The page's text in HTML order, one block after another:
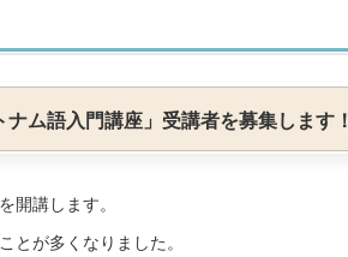
ム語入門講座」受講者を募集します！
開講します。
とが多くなりました。